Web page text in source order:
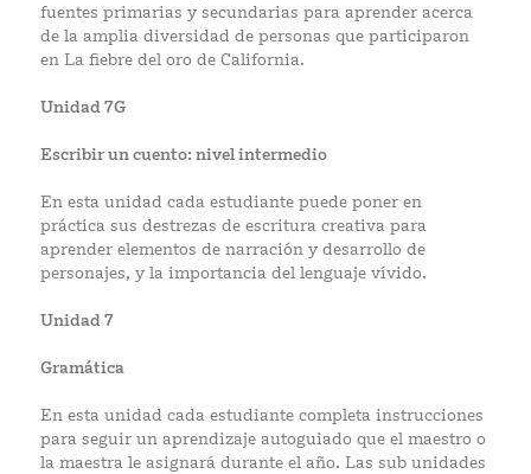
fuentes primarias y secundarias para aprender acerca
de la amplia diversidad de personas que participaron
en La fiebre del oro de California.
Unidad 7G
Escribir un cuento: nivel intermedio
En esta unidad cada estudiante puede poner en
práctica sus destrezas de escritura creativa para
aprender elementos de narración y desarrollo de
personajes, y la importancia del lenguaje vívido.
Unidad 7
Gramática
En esta unidad cada estudiante completa instrucciones
para seguir un aprendizaje autoguiado que el maestro o
la maestra le asignará durante el año. Las sub unidades